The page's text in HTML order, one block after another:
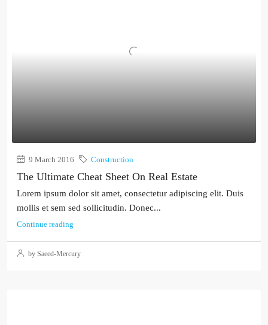
9 March 2016 Construction
The Ultimate Cheat Sheet On Real Estate
Lorem ipsum dolor sit amet, consectetur adipiscing elit. Duis
mollis et sem sed sollicitudin. Donec...
Continue reading
by Saeed-Mercury